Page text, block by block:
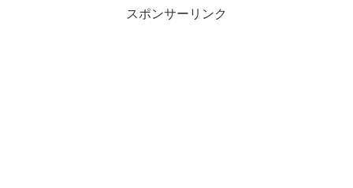
スポンサーリンク